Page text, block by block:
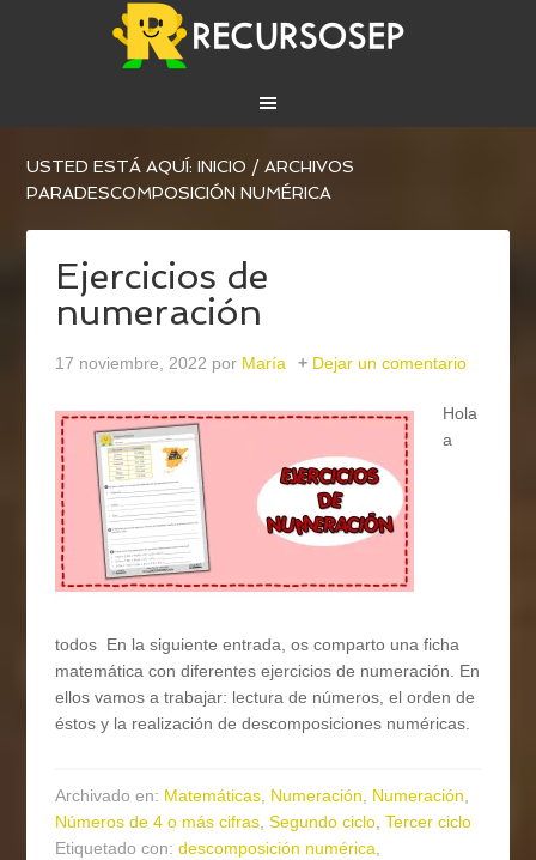
USTED ESTÁ AQUÍ:INICIO / ARCHIVOS
PARADESCOMPOSICIÓN NUMÉRICA
Ejercicios de
numeración
17 noviembre, 2022 por María Dejar un comentario
Hola
a
todos En la siguiente entrada, os comparto una ficha
matemática con diferentes ejercicios de numeración. En
ellos vamos a trabajar: lectura de números, el orden de
éstos y la realización de descomposiciones numéricas.
Archivado en: Matemáticas, Numeración, Numeración,
Números de 4 o más cifras,Segundo ciclo,Tercer ciclo
Etiquetado con:descomposición numérica,